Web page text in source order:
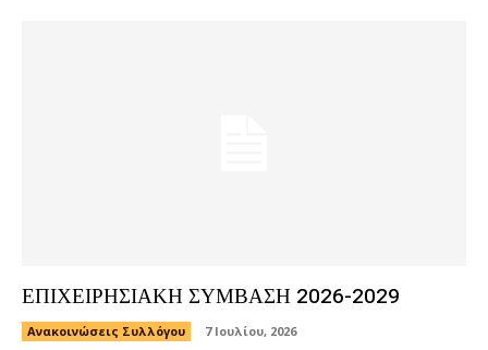
ΕΠΙΧΕΙΡΗΣΙΑΚΗ ΣΥΜΒΑΣΗ 2026-2029
Ανακοινώσεις Συλλόγου 7 Ιουλίου, 2026